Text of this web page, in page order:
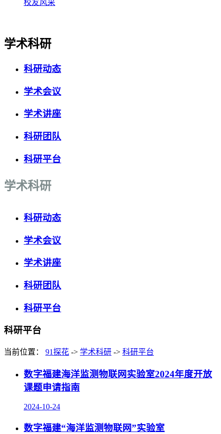
校友风采
学术科研
科研动态
学术会议
学术讲座
科研团队
科研平台
学术科研
科研动态
学术会议
学术讲座
科研团队
科研平台
科研平台
当前位置： 91探花 -> 学术科研 -> 科研平台
数字福建海洋监测物联网实验室2024年度开放
课题申请指南
2024-10-24
数字福建“海洋监测物联网”实验室